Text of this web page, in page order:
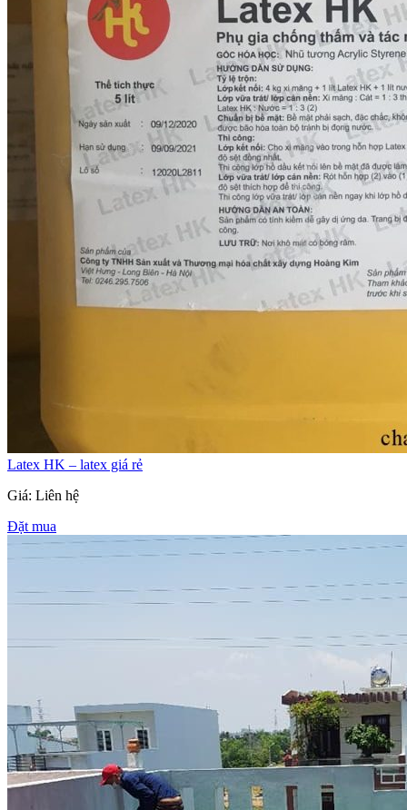
Latex HK – latex giá rẻ
Giá: Liên hệ
Đặt mua